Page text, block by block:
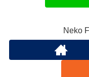
Neko